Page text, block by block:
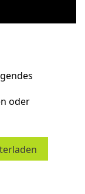
oder